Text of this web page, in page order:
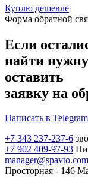
Куплю дешевле
Форма обратной
Если
найти
оставить
заявку на
Написать в Telegram
+7 343 237-237-6
+7 902 409-97-93
manager@spavto.com
Просторная - 146